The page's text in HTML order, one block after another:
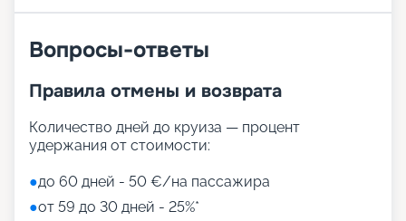
Вопросы-ответы
Правила отмены и возврата
Количество дней до круиза — процент
удержания от стоимости:
●до 60 дней - 50 €/на пассажира
●от 59 до 30 дней - 25%*